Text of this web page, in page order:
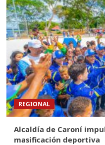
REGIONAL
Alcaldía de Caroní
masificación deportiva